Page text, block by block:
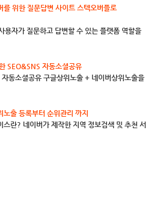
를 위한 질문답변 사이트 스텍오버플로
자가 질문하고 답변할 수 있는 플랫폼 역할을
SEO&SNS 자동소셜공유
소셜공유 구글상위노출 + 네이버상위노출을
노출 등록부터 순위관리 까지
스란? 네이버가 제작한 지역 정보검색 및 추천 서